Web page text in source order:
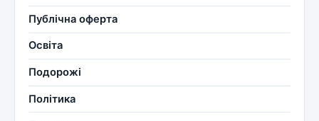
Публічна оферта
Освіта
Подорожі
Політика